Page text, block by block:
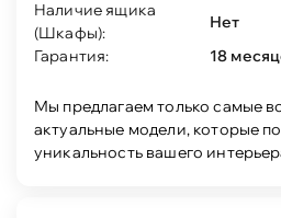
Наличие ящика
(Шкафы):
Нет
Гарантия:
18
Мы предлагаем только самые
актуальные модели, которые
уникальность вашего